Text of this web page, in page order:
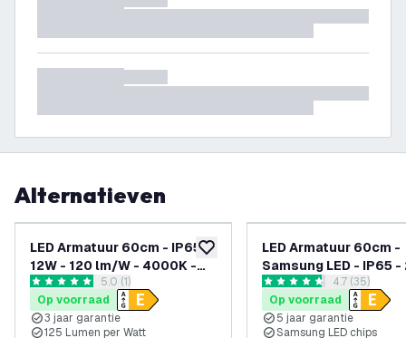
Alternatieven
toevoegen aan verlanglijst
LED Armatuur 60cm - IP65 -
12W - 120 lm/W - 4000K -
Koppelbaar - 3 Jaar
Garantie
reviews drawer openen
5 score sterren5.0 (1)
Op voorraad
3 jaar garantie
125 Lumen per Watt
LED Armatuur 60cm -
Samsung LED - IP65 -
140 lm/W - 6500K -
Koppelbaar - 5 Jaar
Garantie
reviews
4.7 score sterren4.7 (35)
Op voorraad
5 jaar garantie
Samsung LED chips